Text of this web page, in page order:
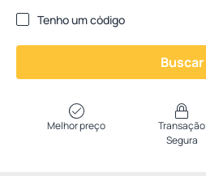
Tenho um código
Buscar
Melhor preço
Transação
Segura